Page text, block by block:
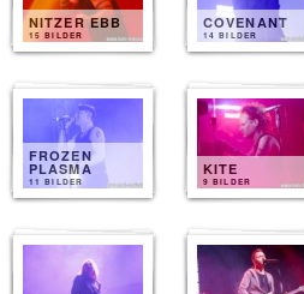
NITZER EBB
15 BILDER
COVENANT
14 BILDER
FROZEN
PLASMA
11 BILDER
KITE
9 BILDER